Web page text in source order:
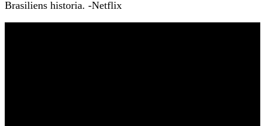
Brasiliens historia. -Netflix